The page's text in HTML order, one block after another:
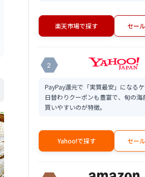
楽天市場で探す セー
2
PayPay還元で「実質最安」になるケ
日替わりクーポンも豊富で、旬の海
買いやすいのが特徴。
Yahoo!で探す セー